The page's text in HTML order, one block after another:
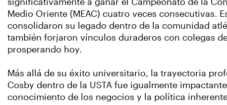
significativamente a ganar el Campeonato de la
Medio Oriente (MEAC) cuatro veces consecutivas.
consolidaron su legado dentro de la comunidad
también forjaron vínculos duraderos con colegas
prosperando hoy.
Más allá de su éxito universitario, la trayectoria
Cosby dentro de la USTA fue igualmente
conocimiento de los negocios y la política